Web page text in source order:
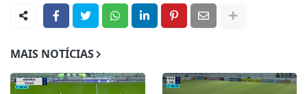
MAIS NOTÍCIAS